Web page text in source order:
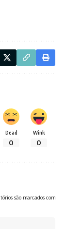
Dead
0
Wink
0
são marcados com